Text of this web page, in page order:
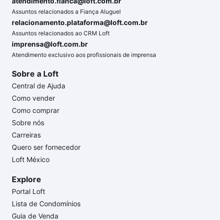
Assuntos relacionados a Fiança Aluguel
relacionamento.plataforma@loft.com.br
Assuntos relacionados ao CRM Loft
imprensa@loft.com.br
Atendimento exclusivo aos profissionais de imprensa
Sobre a Loft
Central de Ajuda
Como vender
Como comprar
Sobre nós
Carreiras
Quero ser fornecedor
Loft México
Explore
Portal Loft
Lista de Condomínios
Guia de Venda